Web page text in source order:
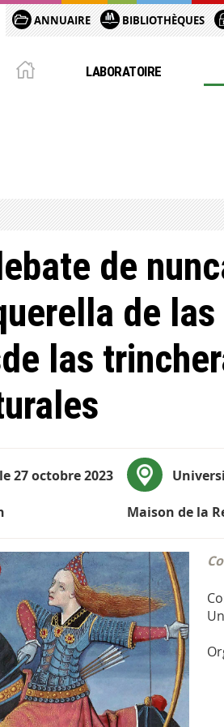
ANNUAIRE BIBLIOTHÈQUES
LABORATOIRE
de
de
las
le 27 octobre 2023
Maison de la